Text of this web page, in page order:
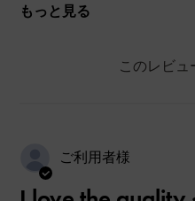
もっと見る
このレビュ
ご利用者様